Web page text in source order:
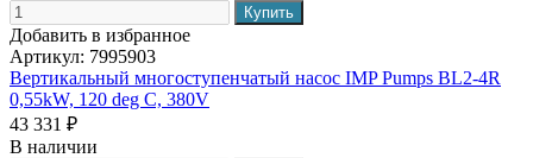
Добавить в избранное
Артикул: 7995903
Вертикальный многоступенчатый насос IMP Pumps BL2-4R
0,55kW, 120 deg C, 380V
43 331 ₽
В наличии